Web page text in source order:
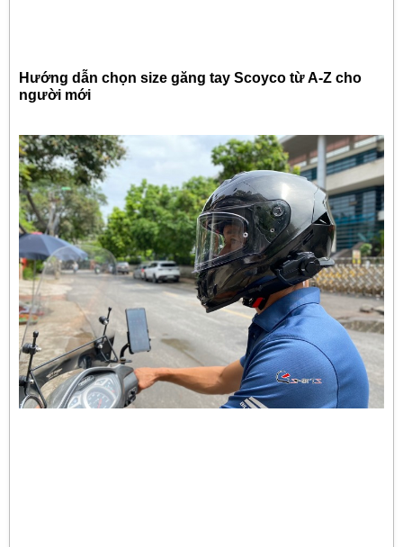
Hướng dẫn chọn size găng tay Scoyco từ A-Z cho
người mới